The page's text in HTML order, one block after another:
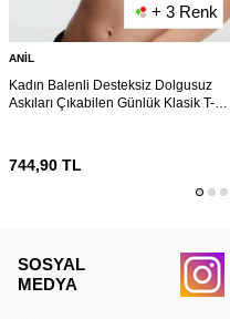
+ 3 Renk
ANIL
Kadın Balenli Desteksiz Dolgusuz
Askıları Çıkabilen Günlük Klasik T-
744,90 TL
SOSYAL
MEDYA